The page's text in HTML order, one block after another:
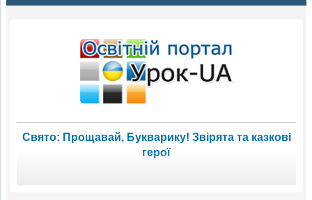
Свято: Прощавай, Букварику! Звірята та казкові
герої